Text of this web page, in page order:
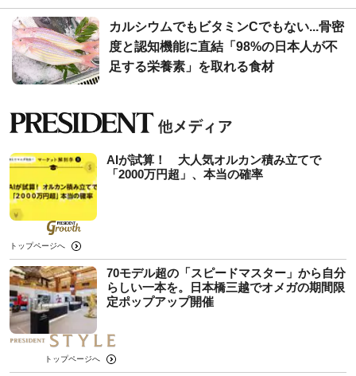
カルシウムでもビタミンCでもない...骨密
度と認知機能に直結「98%の日本人が不
足する栄養素」を取れる食材
AIが試算！ 大人気オルカン積み立てで
「2000万円超」、本当の確率
トップページへ
70モデル超の「スピードマスター」から自分
らしい一本を。日本橋三越でオメガの期間限
定ポップアップ開催
トップページへ